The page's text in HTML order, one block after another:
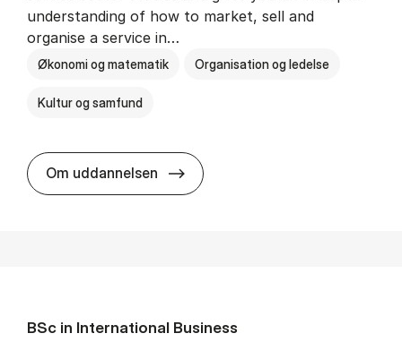
understanding of how to market, sell and
organise a service in…
Økonomi og matematik Organisation og ledelse
Kultur og samfund
Om uddannelsen BSc in Busi­ness Ad­min­is­tra­tion
BSc in In­ter­na­tion­al Busi­ness